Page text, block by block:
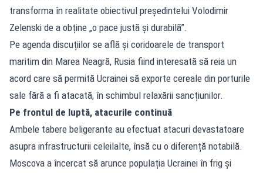
transforma în realitate obiectivul președintelui Volodimir
Zelenski de a obține „o pace justă și durabilă”.
Pe agenda discuțiilor se află și coridoarele de transport
maritim din Marea Neagră, Rusia fiind interesată să reia un
acord care să permită Ucrainei să exporte cereale din porturile
sale fără a fi atacată, în schimbul relaxării sancțiunilor.
Pe frontul de luptă, atacurile continuă
Ambele tabere beligerante au efectuat atacuri devastatoare
asupra infrastructurii celeilalte, însă cu o diferență notabilă.
Moscova a încercat să arunce populația Ucrainei în frig și